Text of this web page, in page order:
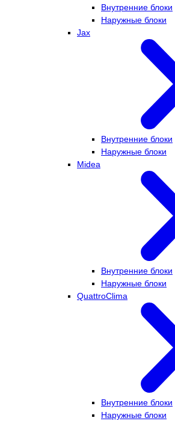
Внутренние блоки
Наружные блоки
Jax
Внутренние блоки
Наружные блоки
Midea
Внутренние блоки
Наружные блоки
QuattroClima
Внутренние блоки
Наружные блоки